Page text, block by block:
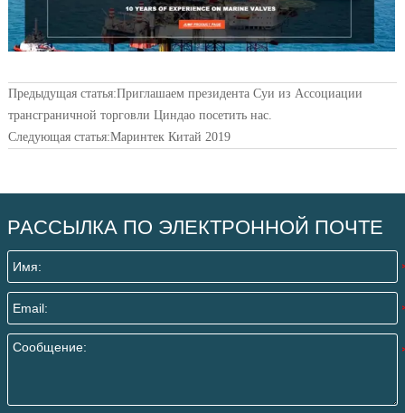
Предыдущая статья:Приглашаем президента Суи из Ассоциации
трансграничной торговли Циндао посетить нас.
Следующая статья:Маринтек Китай 2019
РАССЫЛКА ПО ЭЛЕКТРОННОЙ ПОЧТЕ